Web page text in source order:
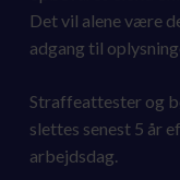
Det vil alene være
adgang til
Straffeattester og
slettes senest 5 år
arbejdsdag.